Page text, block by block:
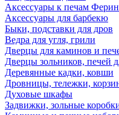
Аксессуары к печам
Аксессуары для барбекю
Быки, подставки для дров
Ведра для угля, грили
Дверцы для каминов и
Дверцы зольников, печей
Деревянные кадки, ковши
Дровницы, тележки,
Духовые шкафы
Задвижки, зольные